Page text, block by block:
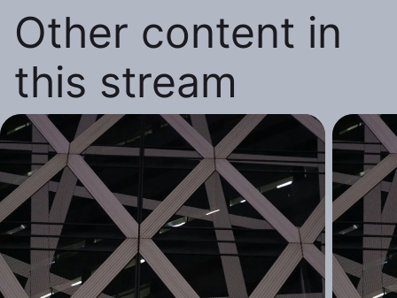
Other content in
this stream